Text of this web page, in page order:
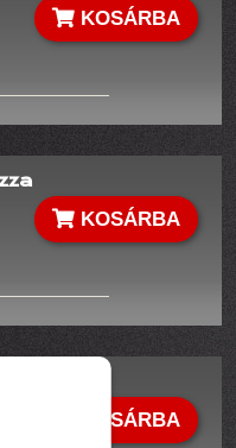
KOSÁRBA
KOSÁRBA
KOSÁRBA